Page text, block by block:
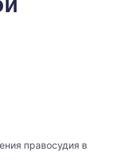
правосудия в